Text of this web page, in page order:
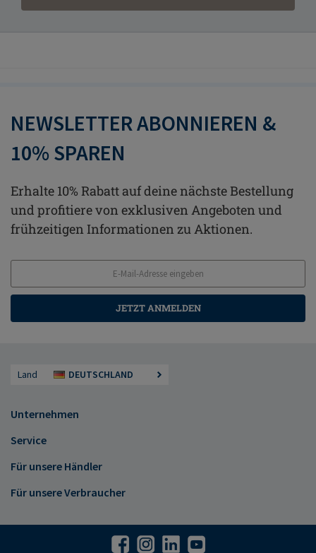
NEWSLETTER ABONNIEREN &
10% SPAREN
Erhalte 10% Rabatt auf deine nächste Bestellung
und profitiere von exklusiven Angeboten und
frühzeitigen Informationen zu Aktionen.
JETZT ANMELDEN
Land DEUTSCHLAND
Unternehmen
Service
Für unsere Händler
Für unsere Verbraucher